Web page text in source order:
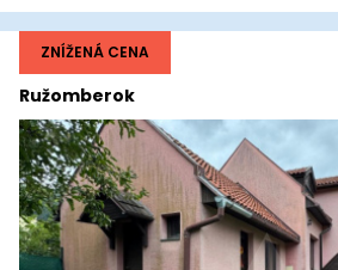
Ružomberok
ZNÍŽENÁ CENA